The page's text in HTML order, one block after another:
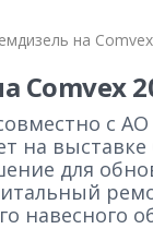
на
Comvex
с
на выставке
для
навесного